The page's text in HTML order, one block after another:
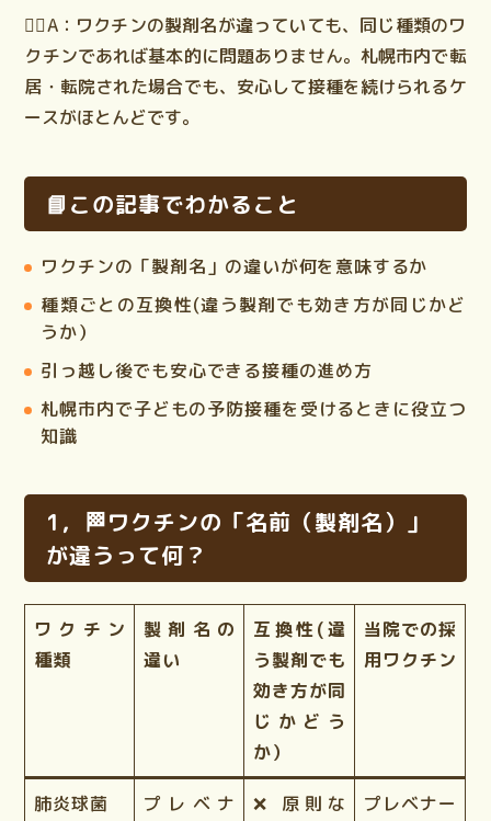
👨‍⚕️A：ワクチンの製剤名が違っていても、同じ種類のワ
クチンであれば基本的に問題ありません。札幌市内で転
居・転院された場合でも、安心して接種を続けられるケ
ースがほとんどです。
📘この記事でわかること
ワクチンの「製剤名」の違いが何を意味するか
種類ごとの互換性(違う製剤でも効き方が同じかど
うか）
引っ越し後でも安心できる接種の進め方
札幌市内で子どもの予防接種を受けるときに役立つ
知識
1，🏁ワクチンの「名前（製剤名）」
が違うって何？
ワクチン
種類
製剤名の
違い
互換性(違
う製剤でも
効き方が同
じかどう
か）
当院での採
用ワクチン
肺炎球菌
プレベナ
❌ 原則な
プレベナー